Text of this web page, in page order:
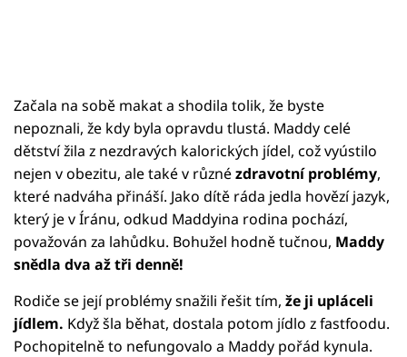
Začala na sobě makat a shodila tolik, že byste
nepoznali, že kdy byla opravdu tlustá. Maddy celé
dětství žila z nezdravých kalorických jídel, což vyústilo
nejen v obezitu, ale také v různézdravotní problémy,
které nadváha přináší. Jako dítě ráda jedla hovězí jazyk,
který je v Íránu, odkud Maddyina rodina pochází,
považován za lahůdku. Bohužel hodně tučnou, Maddy
snědla dva až tři denně!
Rodiče se její problémy snažili řešit tím, že ji upláceli
jídlem. Když šla běhat, dostala potom jídlo z fastfoodu.
Pochopitelně to nefungovalo a Maddy pořád kynula.